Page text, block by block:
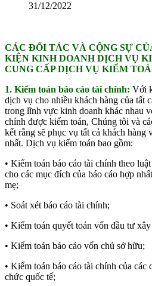
31/12/2022
CÁC ĐỐI TÁC VÀ CỘNG SỰ
KIỆN KINH DOANH DỊCH VỤ
CUNG CẤP DỊCH VỤ KIỂM
1. Kiểm toán báo cáo tài chính: Với
dịch vụ cho nhiều khách hàng của tất
trong lĩnh vực kinh doanh khác nhau
chính được kiểm toán, Chúng tôi và
kết rằng sẽ phục vụ tất cả khách
nhất. Dịch vụ kiểm toán bao gồm:
• Kiểm toán báo cáo tài chính theo
cho các mục đích của báo cáo hợp
mẹ;
• Soát xét báo cáo tài chính;
• Kiểm toán quyết toán vốn đầu tư
• Kiểm toán báo cáo vốn chủ sở hữu;
• Kiểm toán báo cáo tài chính của
chức quốc tế;